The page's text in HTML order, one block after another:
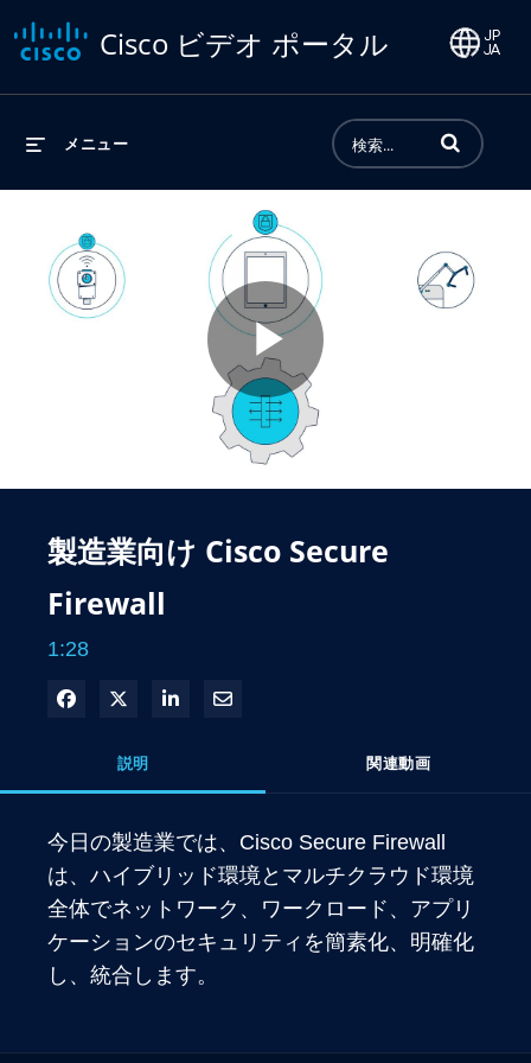
Cisco ビデオ ポータル
メニュー 動画の検索語句
Play
製造業向け Cisco Secure
Firewall
1:28
Facebook で共有
Xで共有する
LinkedIn で共有
電子メールで共有
説明 関連動画
今日の製造業では、Cisco Secure Firewall
は、ハイブリッド環境とマルチクラウド環境
全体でネットワーク、ワークロード、アプリ
ケーションのセキュリティを簡素化、明確化
し、統合します。